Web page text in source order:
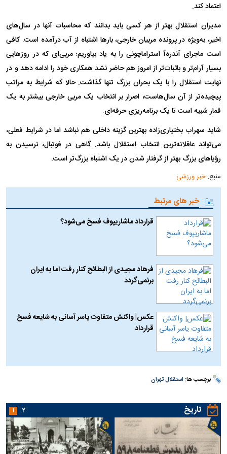
اعتماد کند.
مدیران استقلال بهتر از هر کسی باید بدانند که محاسبات آنها در سال‌های
اخیر، به‌ویژه در پرونده مربیان خارجی، بارها اشتباه از آب درآمده است. کافی
است ماجرای آندره‌آ استراماچونی را به یاد بیاوریم؛ مربی‌ای که در روزهایی
بسیار آرام‌تر و باثبات‌تر از امروز هم حاضر نشد همکاری خود را ادامه دهد و در
نهایت استقلال را با یک بحران بزرگ تنها گذاشت. حالا که شرایط به مراتب
پیچیده‌تر از آن سال‌هاست، اصرار بر انتخاب یک مربی خارجی بیشتر به یک
قمار شبیه است تا یک برنامه‌ریزی حرفه‌ای.
شاید سهراب بختیاری‌زاده بهترین گزینه داخلی هم نباشد اما در شرایط فعلی،
می‌تواند عاقلانه‌ترین انتخاب استقلال باشد. گاهی در فوتبال، نرسیدن به
رؤیاهای بزرگ بهتر از گرفتار شدن در یک اشتباه بزرگ‌تر است.
منبع:خبر ورزشی
خبر های مرتبط
قرارداد ماشاریپوف فسخ می‌شود؟
فرهاد مجیدی از البطائح کنار رفت اما به ایران
برنمی‌گردد
عکس| واکنش متفاوت یاسر آسانی به شایعه فسخ
قرارداد
برچسب ها: استقلال تهران
تاریخ ۱ ۲